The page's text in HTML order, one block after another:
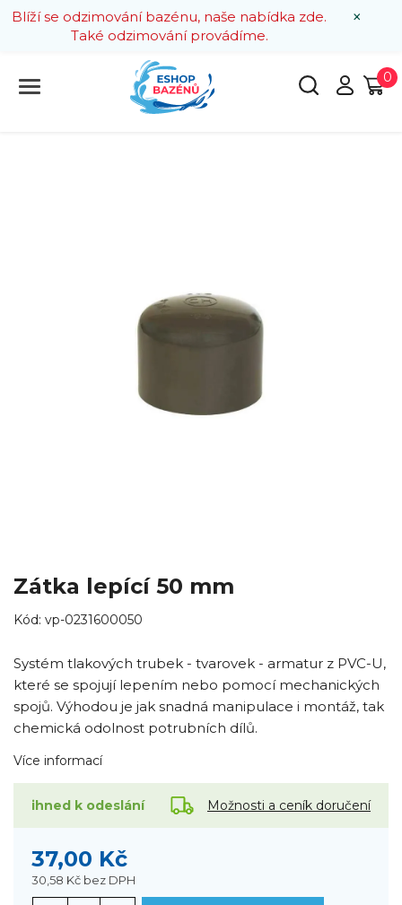
×
Blíží se odzimování bazénu, naše nabídka zde.
Také odzimování provádíme.
0
Zátka lepící 50 mm
Kód: vp-0231600050
Systém tlakových trubek - tvarovek - armatur z PVC-U,
které se spojují lepením nebo pomocí mechanických
spojů. Výhodou je jak snadná manipulace i montáž, tak
chemická odolnost potrubních dílů.
Více informací
ihned k odeslání Možnosti a ceník doručení
37,00 Kč
30,58 Kč bez DPH